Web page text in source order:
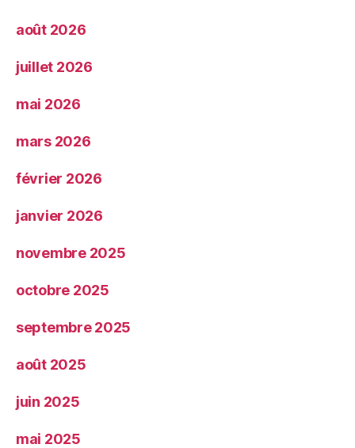
août 2026
juillet 2026
mai 2026
mars 2026
février 2026
janvier 2026
novembre 2025
octobre 2025
septembre 2025
août 2025
juin 2025
mai 2025